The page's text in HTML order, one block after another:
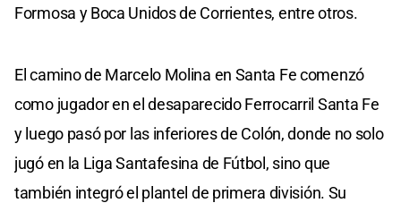
Formosa y Boca Unidos de Corrientes, entre otros.
El camino de Marcelo Molina en Santa Fe comenzó
como jugador en el desaparecido Ferrocarril Santa Fe
y luego pasó por las inferiores de Colón, donde no solo
jugó en la Liga Santafesina de Fútbol, sino que
también integró el plantel de primera división. Su